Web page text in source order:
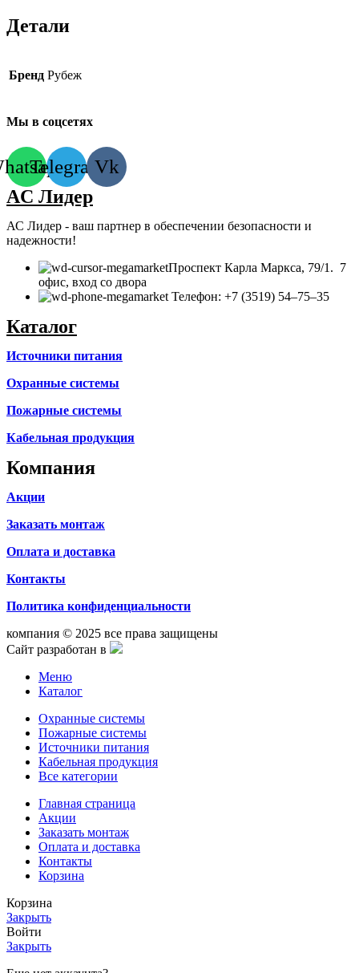
Детали
Бренд Рубеж
Мы в соцсетях
TelegramVk
AC Лидер
АС Лидер - ваш партнер в обеспечении безопасности и
надежности!
​Проспект Карла Маркса, 79/1. 7
офис, вход со двора
Телефон: +7 (3519) 54‒75‒35
Каталог
Источники питания
Охранные системы
Пожарные системы
Кабельная продукция
Компания
Акции
Заказать монтаж
Оплата и доставка
Контакты
Политика конфиденциальности
компания © 2025 все права защищены
Сайт разработан в
Меню
Каталог
Охранные системы
Пожарные системы
Источники питания
Кабельная продукция
Все категории
Главная страница
Акции
Заказать монтаж
Оплата и доставка
Контакты
Корзина
Корзина
Закрыть
Войти
Закрыть